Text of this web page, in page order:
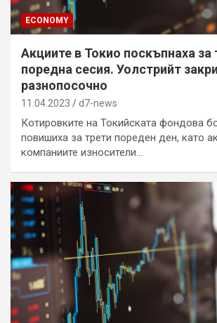
ECONOMY
Акциите в Токио поскъпнаха за
поредна сесия. Уолстрийт закри
разнопосочно
11.04.2023 d7-news
Котировките на Токийската фондова
повишиха за трети пореден ден, като
компаниите износители…